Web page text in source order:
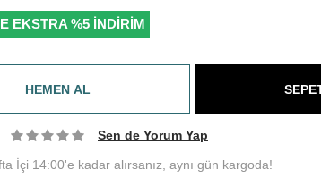
EKSTRA %5 İNDİRİM
HEMEN AL
Sen de Yorum Yap
İçi 14:00'e kadar alırsanız, aynı gün kargoda!